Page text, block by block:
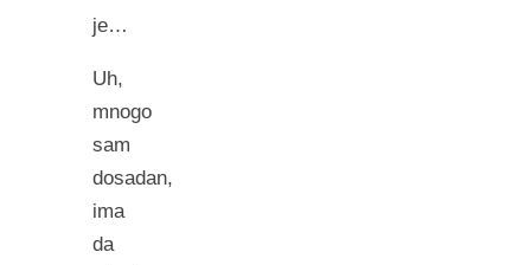
je…
Uh,
mnogo
sam
dosadan,
ima
da